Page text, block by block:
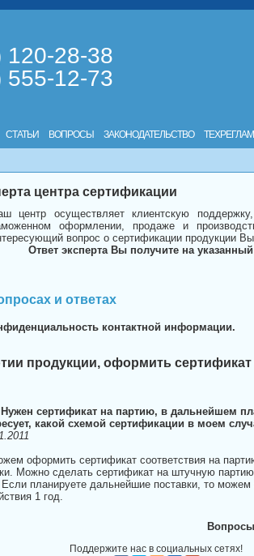
120-28-38
555-12-73
СТАТЬИ ВОПРОСЫ ЗАКОНОДАТЕЛЬСТВО
центра сертификации
центр осуществляет клиентскую
оформлении, продаже и
вопрос о сертификации продукции
Ответ эксперта Вы получите на
и ответах
контактной информации.
продукции, оформить сертификат
Нужен сертификат на партию, в дальнейшем
какой схемой сертификации в моем
оформить сертификат соответствия на
Можно сделать сертификат на штучную
планируете дальнейшие поставки, то
1 год.
Поддержите нас в социальных сетях!